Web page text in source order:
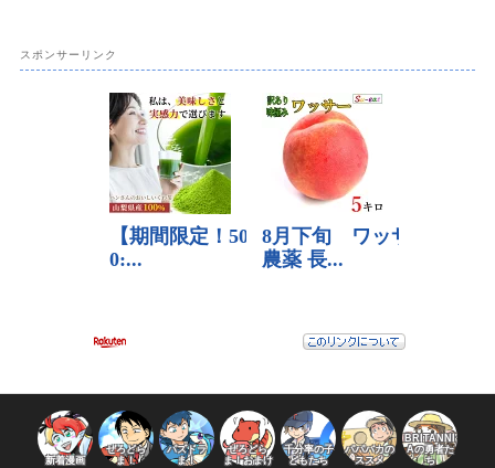
スポンサーリンク
新着漫画
ぜろどら
ま！
パズドラ
ま！
ぜろどら
ま！おまけ
千分率の子
どもたち
パパバカの
ススメ
BRITANNI
Aの勇者た
ち